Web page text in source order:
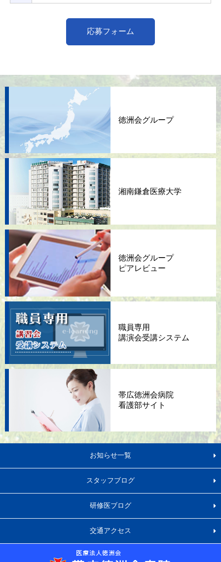
応募フォーム
徳洲会グループ
湘南鎌倉医療大学
徳洲会グループ
ピアレビュー
職員専用
講演会受講システム
帯広徳洲会病院
看護部サイト
お知らせ一覧
スタッフブログ
研修医ブログ
交通アクセス